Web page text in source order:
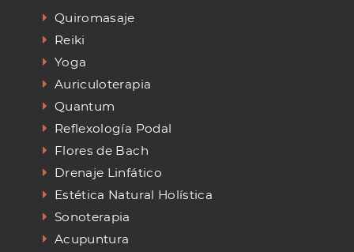
Quiromasaje
Reiki
Yoga
Auriculoterapia
Quantum
Reflexología Podal
Flores de Bach
Drenaje Linfático
Estética Natural Holística
Sonoterapia
Acupuntura